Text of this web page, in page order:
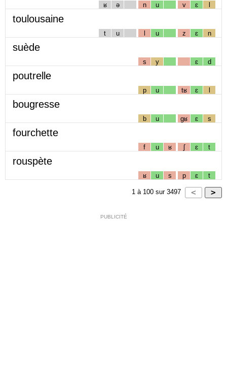
ʁ ə n u v ɛ l
toulousaine
t u l u z ɛ n
suède
s y ɛ d
poutrelle
p u tʁ ɛ l
bougresse
b u gʁ ɛ s
fourchette
f u ʁ ʃ ɛ t
rouspète
ʁ u s p ɛ t
1 à 100 sur 3497
PUBLICITÉ